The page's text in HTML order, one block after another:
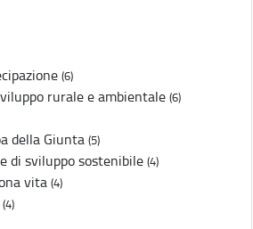
(6)
rurale e ambientale (6)
della Giunta (5)
di sviluppo sostenibile (4)
vita (4)
(4)